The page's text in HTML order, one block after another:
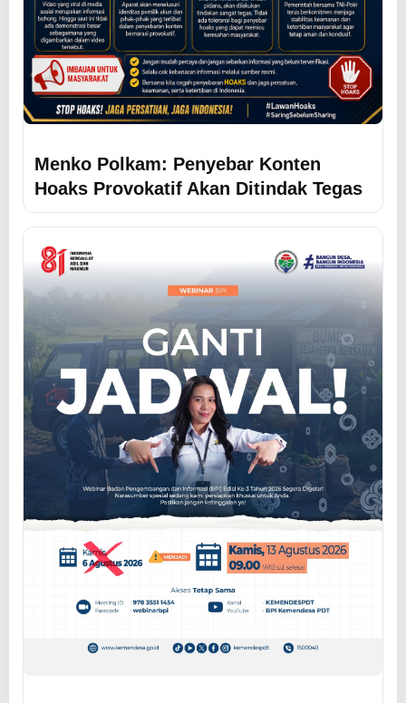
Menko Polkam: Penyebar Konten
Hoaks Provokatif Akan Ditindak Tegas